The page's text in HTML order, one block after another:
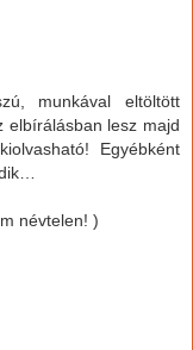
munkával eltöltött
elbírálásban lesz majd
Egyébként
névtelen! )